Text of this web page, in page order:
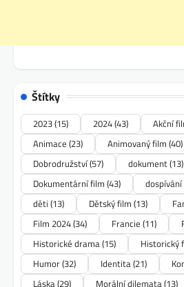
Štítky
2023(15) 2024(43) Akční
Animace (23) Animovaný film (40)
Dobrodružství(57) dokument(13)
Dokumentární film (43) dospívání
děti (13) Dětský film (13)
Film 2024(34) Francie (11)
Historické drama(15) Historický
Humor(32) Identita(21)
Láska(29) Morální dilemata(13)